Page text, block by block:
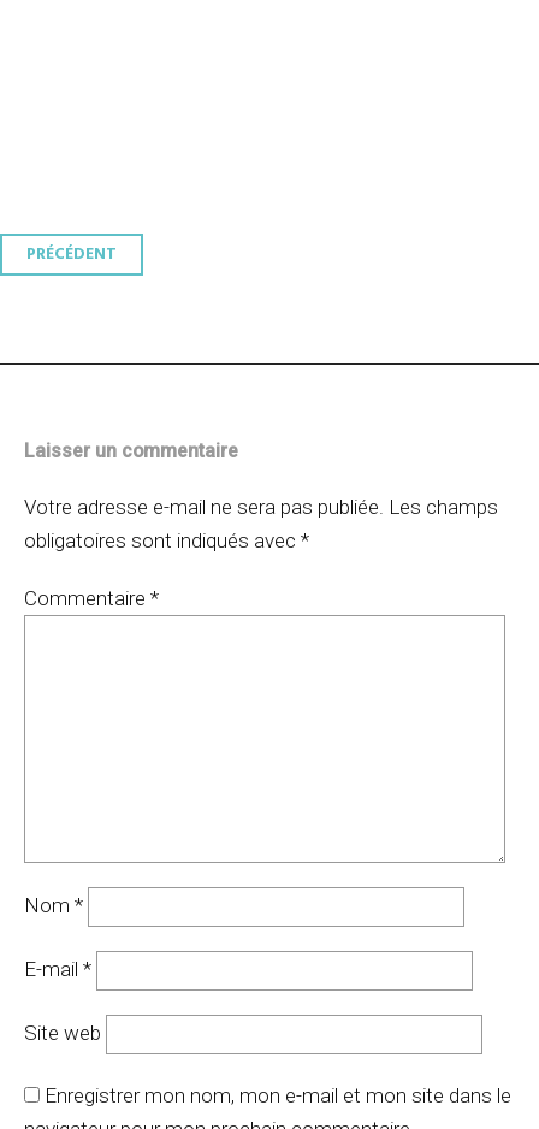
Navigation
PRÉCÉDENT
Laisser un commentaire
Votre adresse e-mail ne sera pas publiée. Les champs
obligatoires sont indiqués avec *
Commentaire *
Nom *
E-mail *
Site web
Enregistrer mon nom, mon e-mail et mon site dans le